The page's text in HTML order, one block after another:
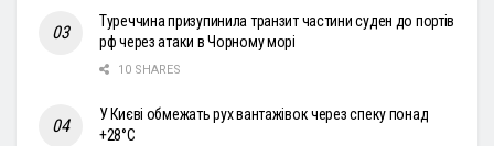
Туреччина призупинила транзит частини суден до портів
рф через атаки в Чорному морі
10 SHARES
У Києві обмежать рух вантажівок через спеку понад
+28°С